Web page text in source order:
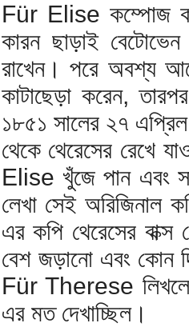
Für Elise কম্পোজ
কারন ছাড়াই
রাখেন। পরে অবশ্য
কাটাছেড়া করেন,
১৮৫১ সালের ২৭
থেকে থেরেসের রেখে
Elise খুঁজে পান এবং
লেখা সেই
এর কপি থেরেসের বাক্স
বেশ জড়ানো এবং কোন
Für Therese
এর মত দেখাচ্ছিল।